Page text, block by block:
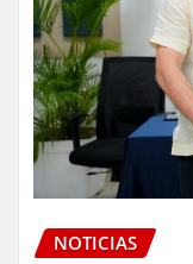
NOTICIAS